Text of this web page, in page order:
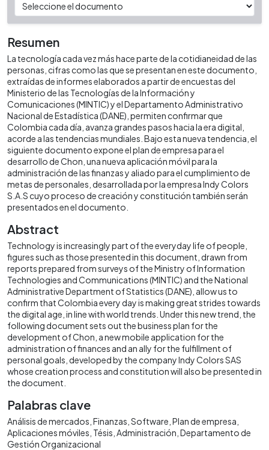
Resumen
La tecnología cada vez más hace parte de la cotidianeidad de las
personas, cifras como las que se presentan en este documento,
extraídas de informes elaborados a partir de encuestas del
Ministerio de las Tecnologías de la Información y
Comunicaciones (MINTIC) y el Departamento Administrativo
Nacional de Estadística (DANE), permiten confirmar que
Colombia cada día, avanza grandes pasos hacia la era digital,
acorde a las tendencias mundiales. Bajo esta nueva tendencia, el
siguiente documento expone el plan de empresa para el
desarrollo de Chon, una nueva aplicación móvil para la
administración de las finanzas y aliado para el cumplimiento de
metas de personales, desarrollada por la empresa Indy Colors
S.A.S cuyo proceso de creación y constitución también serán
presentados en el documento.
Abstract
Technology is increasingly part of the everyday life of people,
figures such as those presented in this document, drawn from
reports prepared from surveys of the Ministry of Information
Technologies and Communications (MINTIC) and the National
Administrative Department of Statistics (DANE), allow us to
confirm that Colombia every day is making great strides towards
the digital age, in line with world trends. Under this new trend, the
following document sets out the business plan for the
development of Chon, a new mobile application for the
administration of finances and an ally for the fulfillment of
personal goals, developed by the company Indy Colors SAS
whose creation process and constitution will also be presented in
the document.
Palabras clave
Análisis de mercados Finanzas Software Plan de empresa
Aplicaciones móviles Tésis Administración Departamento de
Gestión Organizacional